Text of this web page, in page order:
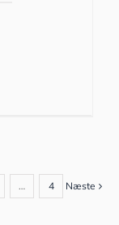
… 4 Næste